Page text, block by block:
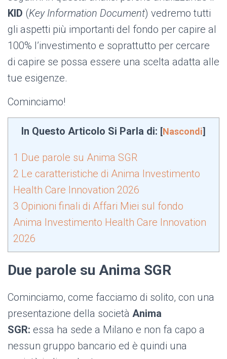
KID (Key Information Document) vedremo tutti
gli aspetti più importanti del fondo per capire al
100% l’investimento e soprattutto per cercare
di capire se possa essere una scelta adatta alle
tue esigenze.
Cominciamo!
In Questo Articolo Si Parla di: [Nascondi]
1 Due parole su Anima SGR
2 Le caratteristiche di Anima Investimento
Health Care Innovation 2026
3 Opinioni finali di Affari Miei sul fondo
Anima Investimento Health Care Innovation
2026
Due parole su Anima SGR
Cominciamo, come facciamo di solito, con una
presentazione della società Anima
SGR: essa ha sede a Milano e non fa capo a
nessun gruppo bancario ed è quindi una